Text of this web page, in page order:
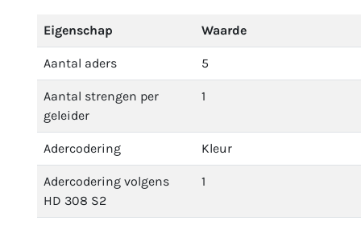
Eigenschap Waarde
Aantal aders 5
Aantal strengen per
geleider
1
Adercodering Kleur
Adercodering volgens
HD 308 S2
1